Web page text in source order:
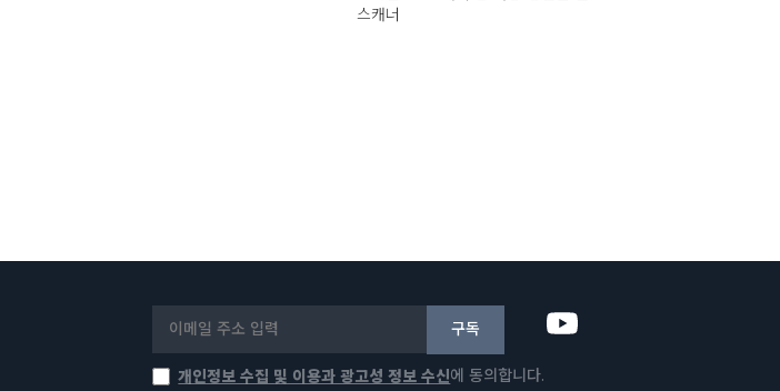
스캐너
구독
개인정보 수집 및 이용과 광고성 정보 수신에 동의합니다.